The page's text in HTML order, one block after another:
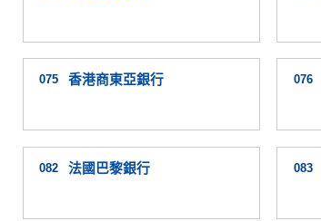
075 香港商東亞銀行 076
082 法國巴黎銀行 083